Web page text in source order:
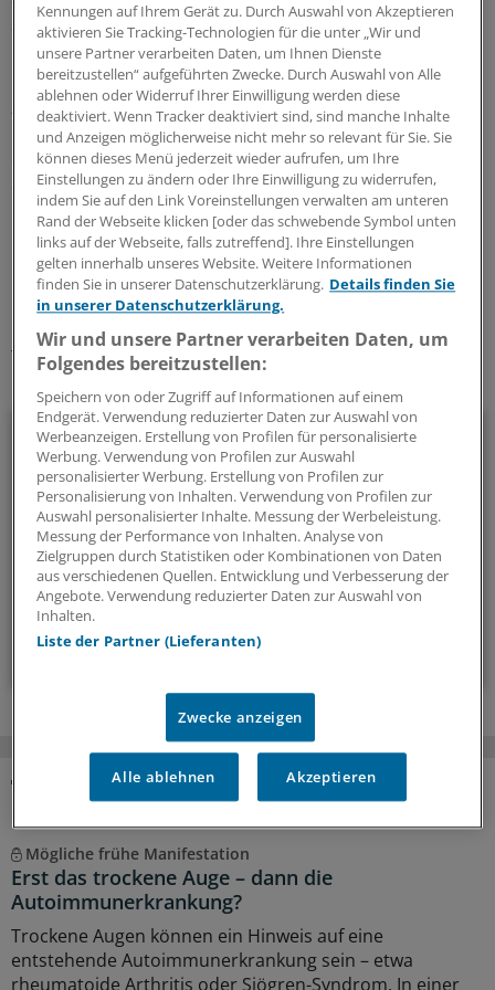
deutlich erhöht.
Hausärzte sollten bei folgenden Symptomen aufmerken:
zwei oder mehr geschwollene kleine Gelenke,
Morgensteifigkeit von mehr als einer Stunde und
erhöhte BSG- oder CRP-Werte. Dann besteht Verdacht
einer RA, der Patient sollte zum Rheumatologen.
Schlagworte:
Rheuma Allgemeinmedizin Innere Medizin Orthopädie
Ihr Newsletter zum Thema
Rheumatologie
Das Wichtigste zu Skelett- und Weichteilerkrankungen
zusammengefasst: Das bietet unser Newsletter zum Thema
Rheumatologie.
alle 2 Wochen (Dienstag)
Zum Abonnieren bitte anmelden
MEHR ZUM THEMA
Mögliche frühe Manifestation
Erst das trockene Auge – dann die
Autoimmunerkrankung?
Trockene Augen können ein Hinweis auf eine
entstehende Autoimmunerkrankung sein – etwa
rheumatoide Arthritis oder Sjögren-Syndrom. In einer
Kennungen auf Ihrem Gerät zu. Durch Auswahl von Akzeptieren
aktivieren Sie Tracking-Technologien für die unter „Wir und
unsere Partner verarbeiten Daten, um Ihnen Dienste
bereitzustellen“ aufgeführten Zwecke. Durch Auswahl von Alle
ablehnen oder Widerruf Ihrer Einwilligung werden diese
deaktiviert. Wenn Tracker deaktiviert sind, sind manche Inhalte
und Anzeigen möglicherweise nicht mehr so relevant für Sie. Sie
können dieses Menü jederzeit wieder aufrufen, um Ihre
Einstellungen zu ändern oder Ihre Einwilligung zu widerrufen,
indem Sie auf den Link Voreinstellungen verwalten am unteren
Rand der Webseite klicken [oder das schwebende Symbol unten
links auf der Webseite, falls zutreffend]. Ihre Einstellungen
gelten innerhalb unseres Website. Weitere Informationen
finden Sie in unserer Datenschutzerklärung. Details finden Sie
in unserer Datenschutzerklärung.
Wir und unsere Partner verarbeiten Daten, um
Folgendes bereitzustellen:
Speichern von oder Zugriff auf Informationen auf einem
Endgerät. Verwendung reduzierter Daten zur Auswahl von
Werbeanzeigen. Erstellung von Profilen für personalisierte
Werbung. Verwendung von Profilen zur Auswahl
personalisierter Werbung. Erstellung von Profilen zur
Personalisierung von Inhalten. Verwendung von Profilen zur
Auswahl personalisierter Inhalte. Messung der Werbeleistung.
Messung der Performance von Inhalten. Analyse von
Zielgruppen durch Statistiken oder Kombinationen von Daten
aus verschiedenen Quellen. Entwicklung und Verbesserung der
Angebote. Verwendung reduzierter Daten zur Auswahl von
Inhalten.
Liste der Partner (Lieferanten)
Zwecke anzeigen
Alle ablehnen Akzeptieren